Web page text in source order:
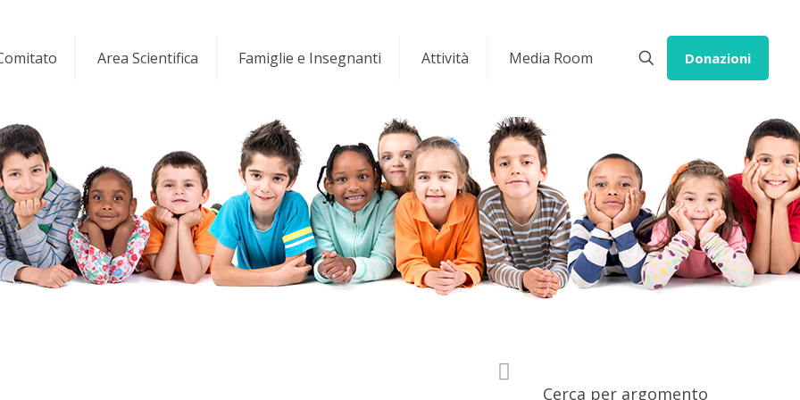
Area Scientifica Famiglie e Insegnanti Attività Media Room Donazioni
Cerca per argomento